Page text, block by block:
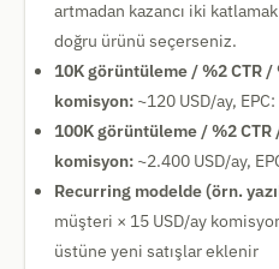
artmadan kazancı iki
doğru ürünü seçerseniz.
10K görüntüleme / %2 CTR /
komisyon: ~120 USD/ay,
100K görüntüleme / %2 CTR
komisyon: ~2.400 USD/ay,
Recurring modelde (örn.
müşteri × 15 USD/ay
üstüne yeni satışlar eklenir